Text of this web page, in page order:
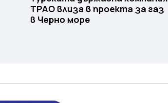
TPAO влиза в проекта за газ
в Черно море